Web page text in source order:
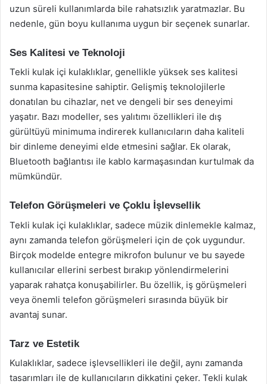
uzun süreli kullanımlarda bile rahatsızlık yaratmazlar. Bu
nedenle, gün boyu kullanıma uygun bir seçenek sunarlar.
Ses Kalitesi ve Teknoloji
Tekli kulak içi kulaklıklar, genellikle yüksek ses kalitesi
sunma kapasitesine sahiptir. Gelişmiş teknolojilerle
donatılan bu cihazlar, net ve dengeli bir ses deneyimi
yaşatır. Bazı modeller, ses yalıtımı özellikleri ile dış
gürültüyü minimuma indirerek kullanıcıların daha kaliteli
bir dinleme deneyimi elde etmesini sağlar. Ek olarak,
Bluetooth bağlantısı ile kablo karmaşasından kurtulmak da
mümkündür.
Telefon Görüşmeleri ve Çoklu İşlevsellik
Tekli kulak içi kulaklıklar, sadece müzik dinlemekle kalmaz,
aynı zamanda telefon görüşmeleri için de çok uygundur.
Birçok modelde entegre mikrofon bulunur ve bu sayede
kullanıcılar ellerini serbest bırakıp yönlendirmelerini
yaparak rahatça konuşabilirler. Bu özellik, iş görüşmeleri
veya önemli telefon görüşmeleri sırasında büyük bir
avantaj sunar.
Tarz ve Estetik
Kulaklıklar, sadece işlevsellikleri ile değil, aynı zamanda
tasarımları ile de kullanıcıların dikkatini çeker. Tekli kulak